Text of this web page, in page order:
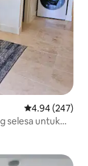
Penarafan
4.94 (247)
selesa untuk